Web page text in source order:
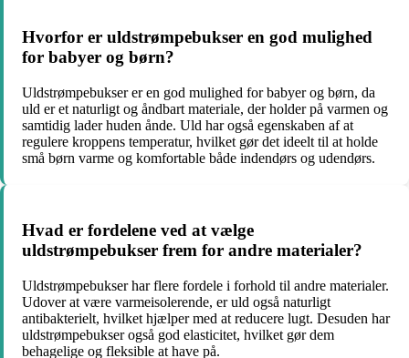
Hvorfor er uldstrømpebukser en god mulighed
for babyer og børn?
Uldstrømpebukser er en god mulighed for babyer og børn, da
uld er et naturligt og åndbart materiale, der holder på varmen og
samtidig lader huden ånde. Uld har også egenskaben af at
regulere kroppens temperatur, hvilket gør det ideelt til at holde
små børn varme og komfortable både indendørs og udendørs.
Hvad er fordelene ved at vælge
uldstrømpebukser frem for andre materialer?
Uldstrømpebukser har flere fordele i forhold til andre materialer.
Udover at være varmeisolerende, er uld også naturligt
antibakterielt, hvilket hjælper med at reducere lugt. Desuden har
uldstrømpebukser også god elasticitet, hvilket gør dem
behagelige og fleksible at have på.